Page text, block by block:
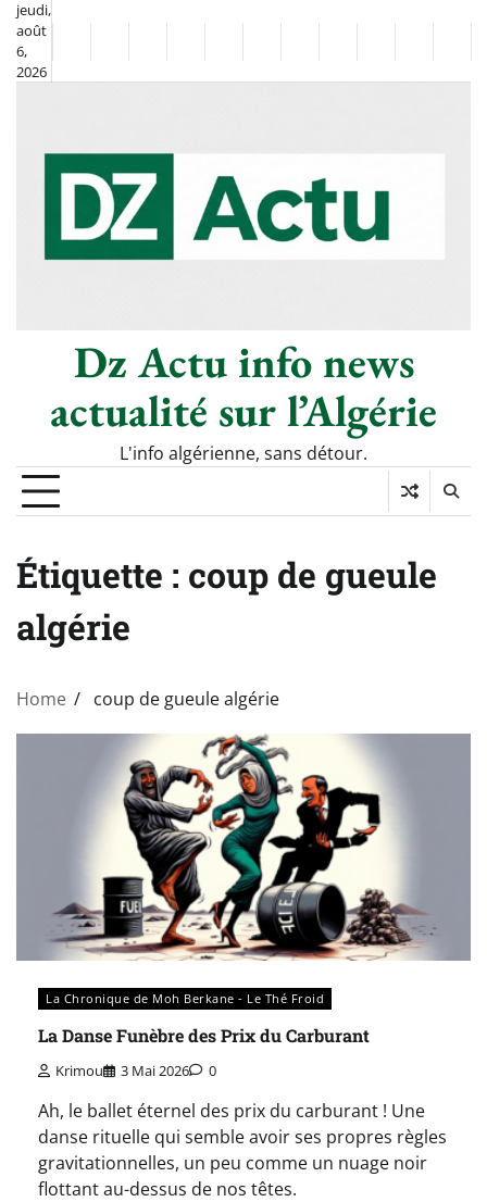
Skip
content
jeudi,
août
6,
2026
FlashSportclasséDiasporaChronique
–
Le
Thé
SociétéCultureMondeÉconomie
Tech
Dz Actu info news
actualité sur l’Algérie
L'info algérienne, sans détour.
Étiquette : coup de gueule
algérie
Home coup de gueule algérie
La Chronique de Moh Berkane - Le Thé Froid
La Danse Funèbre des Prix du Carburant
Krimou 3 Mai 2026 0
Ah, le ballet éternel des prix du carburant ! Une
danse rituelle qui semble avoir ses propres règles
gravitationnelles, un peu comme un nuage noir
flottant au-dessus de nos têtes.